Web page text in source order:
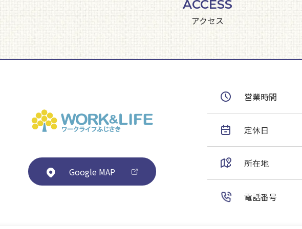
ACCESS
アクセス
Google MAP
営業時間
定休日
所在地
電話番号